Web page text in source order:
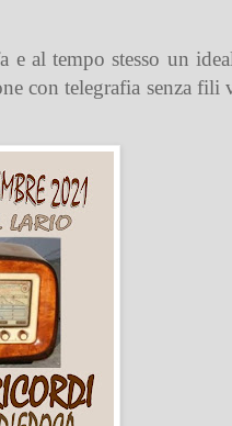
e al tempo stesso un
con telegrafia senza